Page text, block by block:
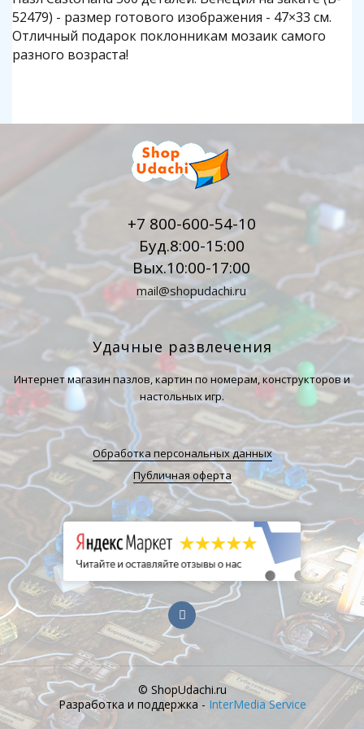
52479) - размер готового изображения - 47×33 см.
Отличный подарок поклонникам мозаик самого
разного возраста!
+7 800-600-54-10
Буд.8:00-15:00
Вых.10:00-17:00
mail@shopudachi.ru
Удачные развлечения
Интернет магазин пазлов, картин по номерам, конструкторов и
настольных игр.
Обработка персональных данных
Публичная оферта
© ShopUdachi.ru
Разработка и поддержка - InterMedia Service